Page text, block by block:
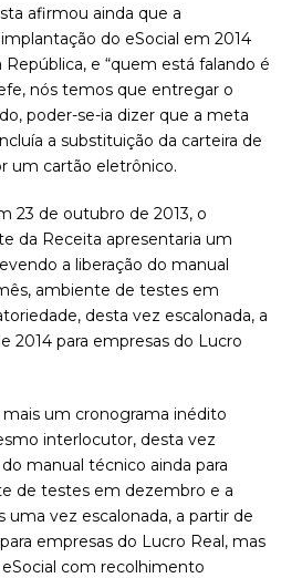
afirmou ainda que a
do eSocial em 2014
República, e “quem está falando é
nós temos que entregar o
poder-se-ia dizer que a meta
a substituição da carteira de
um cartão eletrônico.
23 de outubro de 2013, o
da Receita apresentaria um
a liberação do manual
ambiente de testes em
desta vez escalonada, a
2014 para empresas do Lucro
mais um cronograma inédito
interlocutor, desta vez
manual técnico ainda para
de testes em dezembro e a
uma vez escalonada, a partir de
empresas do Lucro Real, mas
com recolhimento